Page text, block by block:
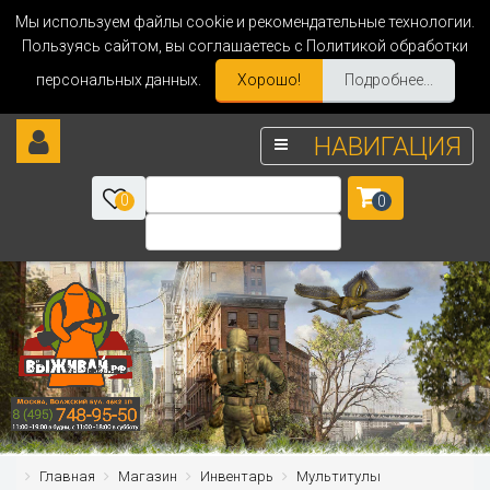
Мы используем файлы cookie и рекомендательные технологии.
Пользуясь сайтом, вы соглашаетесь с Политикой обработки
персональных данных.
Хорошо! Подробнее...
НАВИГАЦИЯ
0 0
Главная Магазин Инвентарь Мультитулы